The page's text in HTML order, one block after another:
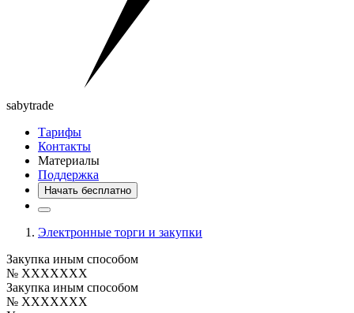
sabytrade
Тарифы
Контакты
Материалы
Поддержка
Начать бесплатно
Электронные торги и закупки
Закупка иным способом
№ XXXXXXX
Закупка иным способом
№ XXXXXXX